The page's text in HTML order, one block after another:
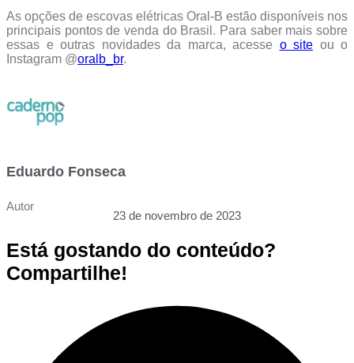
As opções de escovas elétricas Oral-B estão disponíveis nos
principais pontos de venda do Brasil. Para saber mais sobre
essas e outras novidades da marca, acesse o site ou o
Instagram @oralb_br.
Eduardo Fonseca
Autor
23 de novembro de 2023
Está gostando do conteúdo?
Compartilhe!